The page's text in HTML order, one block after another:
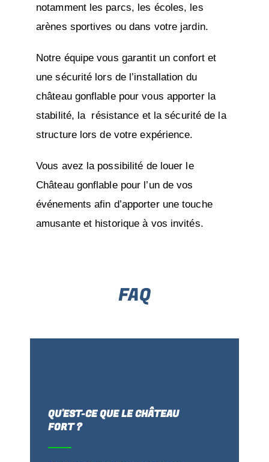
notamment les parcs, les écoles, les
arènes sportives ou dans votre jardin.
Notre équipe vous garantit un confort et
une sécurité lors de l’installation du
château gonflable pour vous apporter la
stabilité, la résistance et la sécurité de la
structure lors de votre expérience.
Vous avez la possibilité de louer le
Château gonflable pour l’un de vos
événements afin d’apporter une touche
amusante et historique à vos invités.
FAQ
QU'EST-CE QUE LE CHÂTEAU
FORT ?